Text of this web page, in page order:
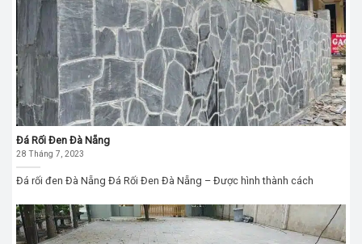
Đá Rối Đen Đà Nẵng
28 Tháng 7, 2023
Đá rối đen Đà Nẵng Đá Rối Đen Đà Nẵng – Được hình thành cách